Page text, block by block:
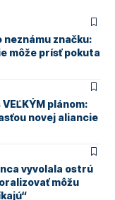
značku:
môže prísť pokuta
plánom:
novej aliancie
vyvolala ostrú
môžu